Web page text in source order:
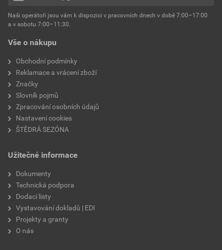
Environmentální prohlášení výrobku
Stáhnout
Velikost
hmotnost 25 kg
typ výrobku
faktor difuzního odporu
Vše o nákupu
Obchodní podmínky
Reklamace a vrácení zboží
Značky
Slovník pojmů
Zpracování osobních údajů
Nastavení cookies
ŠTĚDRÁ SEZÓNA
Užitečné informace
Dokumenty
Technická podpora
Dodací listy
Vystavování dokladů | EDI
Projekty a granty
O nás
Naši operátoři jsou vám k dispozici v pracovních dnech v době 7:00–17:00
a v sobotu 7:00–11:30.